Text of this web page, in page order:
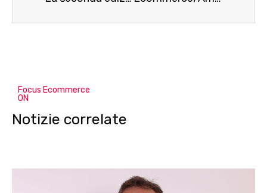
Focus Ecommerce
ON
Notizie correlate